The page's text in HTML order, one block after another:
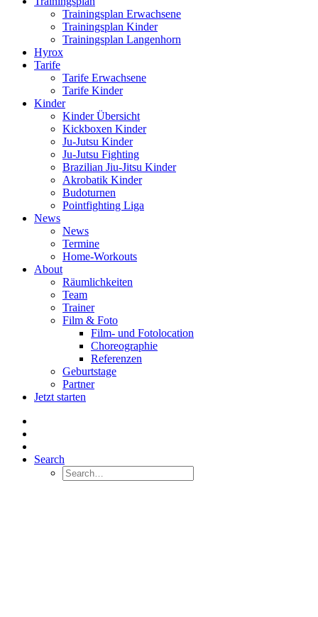
Trainingsplan Erwachsene
Trainingsplan Kinder
Trainingsplan Langenhorn
Hyrox
Tarife
Tarife Erwachsene
Tarife Kinder
Kinder
Kinder Übersicht
Kickboxen Kinder
Ju-Jutsu Kinder
Ju-Jutsu Fighting
Brazilian Jiu-Jitsu Kinder
Akrobatik Kinder
Budoturnen
Pointfighting Liga
News
News
Termine
Home-Workouts
About
Räumlichkeiten
Team
Trainer
Film & Foto
Film- und Fotolocation
Choreographie
Referenzen
Geburtstage
Partner
Jetzt starten
Search